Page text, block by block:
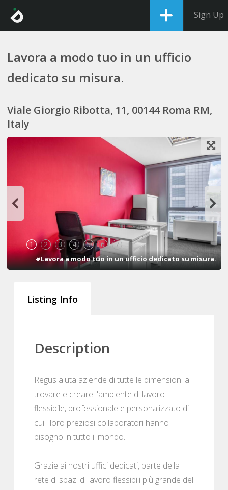
Sign Up
Lavora a modo tuo in un ufficio
dedicato su misura.
Viale Giorgio Ribotta, 11, 00144 Roma RM,
Italy
1 2 3 4 5 6 7
#Lavora a modo tuo in un ufficio dedicato su misura.
Listing Info
Description
Regus aiuta aziende di tutte le dimensioni a
trovare e creare l'ambiente di lavoro
flessibile, professionale e personalizzato di
cui i loro preziosi collaboratori hanno
bisogno in tutto il mondo.
Grazie ai nostri uffici dedicati, parte della
rete di spazi di lavoro flessibili più grande del